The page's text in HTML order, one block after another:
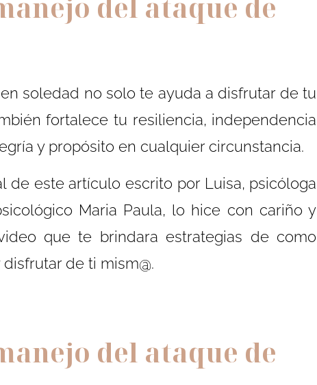
del ataque de
soledad no solo te ayuda a disfrutar de tu
fortalece tu resiliencia, independencia
y propósito en cualquier circunstancia.
de este artículo escrito por Luisa, psicóloga
Maria Paula, lo hice con cariño y
que te brindara estrategias de como
de ti mism@.
del ataque de